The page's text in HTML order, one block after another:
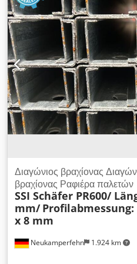
υλικού: γαλβανισμένο
1.304,4 χιλιοστά Κεντρική
Διαστάσεις προφίλ: C 40 x 30 x
περίπου. 11 χιλιοστά Πάχος
Βάρος | τεμάχιο: περίπου. 1,38
το άρθρο: Αυτό το αντικείμενο
παραλαβή. Οποιαδήποτε
αυτού του είδους θα επιφέρει
μπορούν να ζητηθούν από εμάς
τοποθεσία παράδοσης ή το
Neukamperfehn 1.924 km
Διαγώνιος βραχίονας
βραχίονας Ραφιέρα παλετών
SSI Schäfer PR600/
mm/ Profilabmessung:
x 8 mm